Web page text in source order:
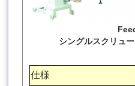
シングルスクリュ
仕様